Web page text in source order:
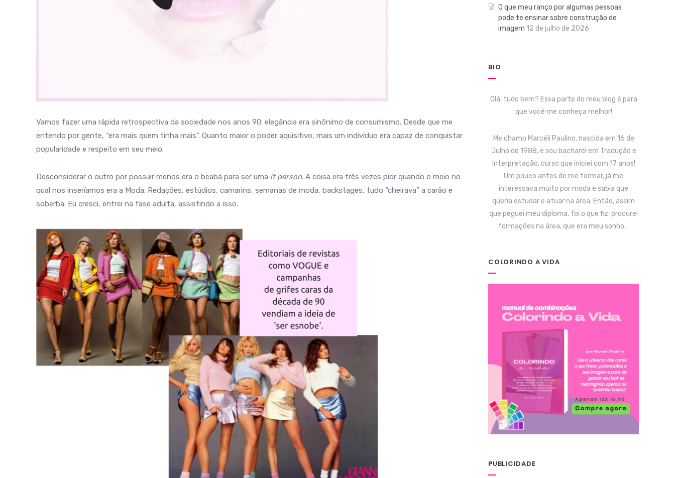
Vamos fazer uma rápida retrospectiva da sociedade nos anos 90: elegância era sinônimo de consumismo. Desde que me
entendo por gente, “era mais quem tinha mais”. Quanto maior o poder aquisitivo, mais um indivíduo era capaz de conquistar
popularidade e respeito em seu meio.
Desconsiderar o outro por possuir menos era o beabá para ser uma it person. A coisa era três vezes pior quando o meio no
qual nos inseríamos era a Moda. Redações, estúdios, camarins, semanas de moda, backstages, tudo “cheirava” a carão e
soberba. Eu cresci, entrei na fase adulta, assistindo a isso.
O que meu ranço por algumas pessoas
pode te ensinar sobre construção de
imagem 12 de julho de 2026
BIO
Olá, tudo bem? Essa parte do meu blog é para
que você me conheça melhor!
Me chamo Marcéli Paulino, nascida em 16 de
Julho de 1988, e sou bacharel em Tradução e
Interpretação, curso que iniciei com 17 anos!
Um pouco antes de me formar, já me
interessava muito por moda e sabia que
queria estudar e atuar na área. Então, assim
que peguei meu diploma, foi o que fiz: procurei
formações na área, que era meu sonho…
COLORINDO A VIDA
PUBLICIDADE